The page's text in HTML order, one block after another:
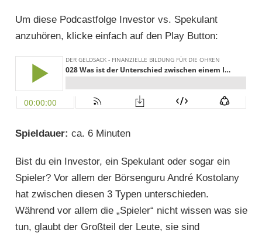
Um diese Podcastfolge Investor vs. Spekulant
anzuhören, klicke einfach auf den Play Button:
Spieldauer: ca. 6 Minuten
Bist du ein Investor, ein Spekulant oder sogar ein
Spieler? Vor allem der Börsenguru André Kostolany
hat zwischen diesen 3 Typen unterschieden.
Während vor allem die „Spieler“ nicht wissen was sie
tun, glaubt der Großteil der Leute, sie sind